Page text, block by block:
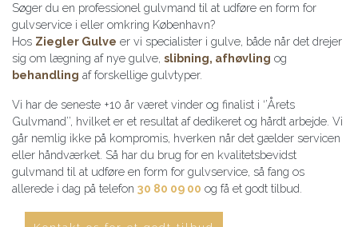
Søger du en professionel gulvmand til at udføre en form for
gulvservice i eller omkring København?
Hos Ziegler Gulve er vi specialister i gulve, både når det drejer
sig om lægning af nye gulve, slibning, afhøvling og
behandling af forskellige gulvtyper.
Vi har de seneste +10 år været vinder og finalist i ‘’Årets
Gulvmand’’, hvilket er et resultat af dedikeret og hårdt arbejde. Vi
går nemlig ikke på kompromis, hverken når det gælder servicen
eller håndværket. Så har du brug for en kvalitetsbevidst
gulvmand til at udføre en form for gulvservice, så fang os
allerede i dag på telefon 30 80 09 00 og få et godt tilbud.